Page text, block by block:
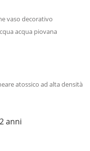
vaso decorativo
acqua piovana
atossico ad alta densità
anni